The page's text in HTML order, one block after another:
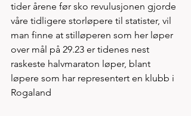
tider årene før sko revulusjonen gjorde
våre tidligere storløpere til statister, vil
man finne at stilløperen som her løper
over mål på 29.23 er tidenes nest
raskeste halvmaraton løper, blant
løpere som har representert en klubb i
Rogaland